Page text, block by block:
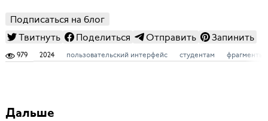
Подписаться на блог
Твитнуть
Поделиться Отправить Запинить
979 2024 пользовательский интерфейс студентам фрагменты
Дальше